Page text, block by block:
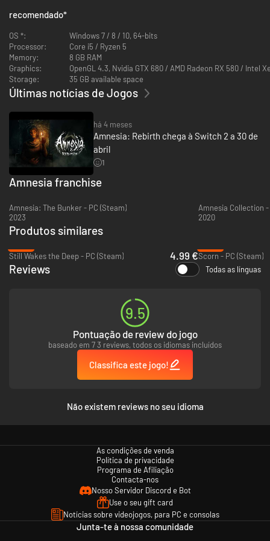
O tempo está contra você. Assuma o papel de Tasi e guie-a em meio ao
seu profundo pavor e dor. Enquanto luta para abrir caminho pelo terreno
desolado, você deve enfrentar também suas próprias esperanças, medos
e arrependimentos amargos. Mesmo assim, você deve continuar, um
Também disponível no Modo Aventura para aqueles que querem a história
e a aventura sem o horror.
recomendado*
OS *:
Windows 7 / 8 / 10, 64-bits
Processor:
Core i5 / Ryzen 5
Memory:
8 GB RAM
Graphics:
OpenGL 4.3, Nvidia GTX 680 / AMD Radeon RX 580 / Intel
Storage:
35 GB available space
Últimas notícias de Jogos
há 4 meses
Amnesia: Rebirth chega à Switch 2 a 30 de
abril
1
Amnesia franchise
Amnesia: The Bunker - PC (Steam)
2023
Amnesia Collection
2020
Produtos similares
Still Wakes the Deep - PC (Steam)
4.99 €Scorn - PC (Steam)
Reviews Todas as línguas
9.5
Pontuação de review do jogo
baseado em 7 3 reviews, todos os idiomas incluídos
Classifica este jogo!
Não existem reviews no seu idioma
As condições de venda
Política de privacidade
Programa de Afiliação
Contacta-nos
Nosso Servidor Discord e Bot
Use o seu gift card
Notícias sobre videojogos, para PC e consolas
Junta-te à nossa comunidade